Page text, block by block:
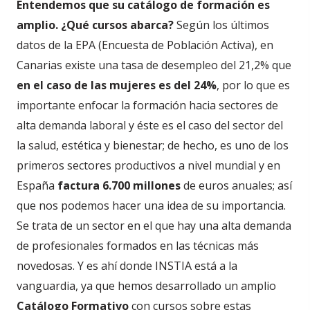
Entendemos que su catálogo de formación es
amplio. ¿Qué cursos abarca?Según los últimos
datos de la EPA (Encuesta de Población Activa), en
Canarias existe una tasa de desempleo del 21,2% que
en el caso de las mujeres es del 24%, por lo que es
importante enfocar la formación hacia sectores de
alta demanda laboral y éste es el caso del sector del
la salud, estética y bienestar; de hecho, es uno de los
primeros sectores productivos a nivel mundial y en
España factura 6.700 millonesde euros anuales; así
que nos podemos hacer una idea de su importancia.
Se trata de un sector en el que hay una alta demanda
de profesionales formados en las técnicas más
novedosas. Y es ahí donde INSTIA está a la
vanguardia, ya que hemos desarrollado un amplio
Catálogo Formativocon cursos sobre estas